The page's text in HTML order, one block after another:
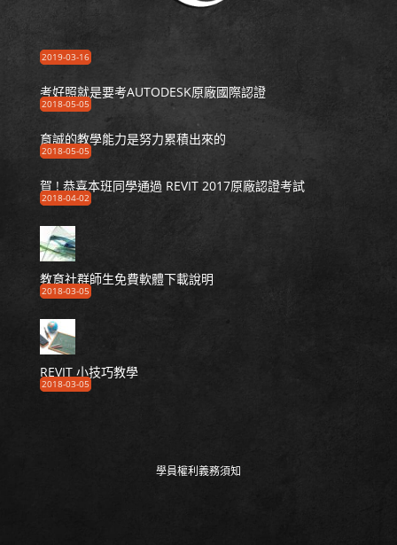
2019-03-16
考好照就是要考AUTODESK原廠國際認證
2018-05-05
育誠的教學能力是努力累積出來的
2018-05-05
賀 ! 恭喜本班同學通過 REVIT 2017原廠認證考試
2018-04-02
教育社群師生免費軟體下載說明
2018-03-05
REVIT 小技巧教學
2018-03-05
學員權利義務須知